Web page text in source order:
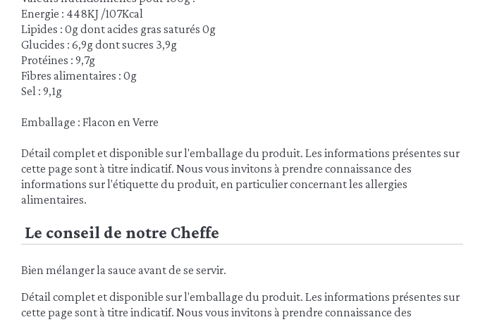
Energie : 448KJ /107Kcal
Lipides : 0g dont acides gras saturés 0g
Glucides : 6,9g dont sucres 3,9g
Protéines : 9,7g
Fibres alimentaires : 0g
Sel : 9,1g
Emballage : Flacon en Verre
Détail complet et disponible sur l'emballage du produit. Les informations présentes sur
cette page sont à titre indicatif. Nous vous invitons à prendre connaissance des
informations sur l'étiquette du produit, en particulier concernant les allergies
alimentaires.
Le conseil de notre Cheffe
Bien mélanger la sauce avant de se servir.
Détail complet et disponible sur l'emballage du produit. Les informations présentes sur
cette page sont à titre indicatif. Nous vous invitons à prendre connaissance des